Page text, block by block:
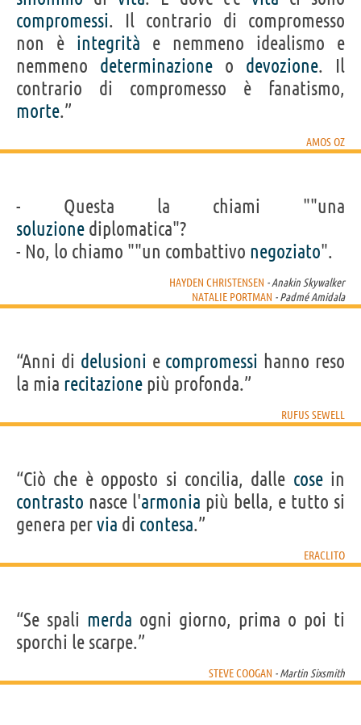
compromessi. Il contrario di compromesso
non è integrità e nemmeno idealismo e
nemmeno determinazione o devozione. Il
contrario di compromesso è fanatismo,
morte.”
AMOS OZ
- Questa la chiami ""una
soluzione diplomatica"?
- No, lo chiamo ""un combattivo negoziato".
HAYDEN CHRISTENSEN - Anakin Skywalker
NATALIE PORTMAN - Padmé Amidala
“Anni di delusioni e compromessi hanno reso
la mia recitazione più profonda.”
RUFUS SEWELL
“Ciò che è opposto si concilia, dalle cosein
contrasto nasce l'armonia più bella, e tutto si
genera pervia di contesa.”
ERACLITO
“Se spali merda ogni giorno, prima o poi ti
sporchi le scarpe.”
STEVE COOGAN - Martin Sixsmith